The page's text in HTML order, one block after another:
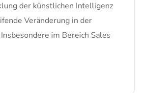
der künstlichen Intelligenz
Veränderung in der
im Bereich Sales